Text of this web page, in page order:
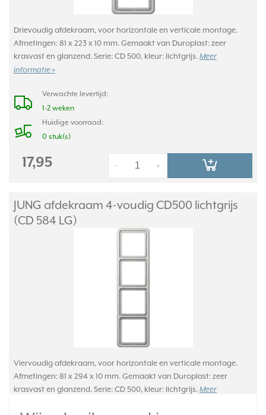
Drievoudig afdekraam, voor horizontale en verticale montage.
Afmetingen: 81 x 223 x 10 mm. Gemaakt van Duroplast: zeer
krasvast en glanzend. Serie: CD 500, kleur: lichtgrijs. Meer
informatie »
Verwachte levertijd:
1-2 weken
Huidige voorraad:
0 stuk(s)
17,95 +
-
JUNG afdekraam 4-voudig CD500 lichtgrijs
(CD 584 LG)
Viervoudig afdekraam, voor horizontale en verticale montage.
Afmetingen: 81 x 294 x 10 mm. Gemaakt van Duroplast: zeer
krasvast en glanzend. Serie: CD 500, kleur: lichtgrijs. Meer